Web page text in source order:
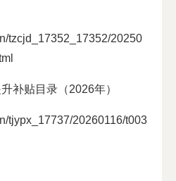
tzcjd_17352_17352/20250
补贴目录（2026年）
tjypx_17737/20260116/t003